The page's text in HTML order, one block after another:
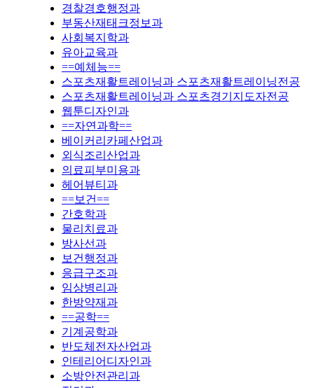
경찰경호행정과
부동산재태크정보과
사회복지학과
유아교육과
==예체능==
스포츠재활트레이닝과 스포츠재활트레이닝전공
스포츠재활트레이닝과 스포츠경기지도자전공
웹툰디자인과
==자연과학==
베이커리카페산업과
외식조리산업과
의료피부미용과
헤어뷰티과
==보건==
간호학과
물리치료과
방사선과
보건행정과
응급구조과
임상병리과
한방약재과
==공학==
기계공학과
반도체전자산업과
인테리어디자인과
소방안전관리과